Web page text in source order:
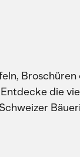
Broschüren
die